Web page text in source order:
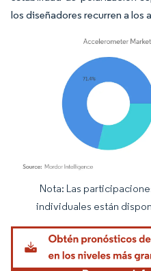
los diseñadores recurren a los
Imagen © Mordor Intelligence. El uso
Nota: Las
individuales están